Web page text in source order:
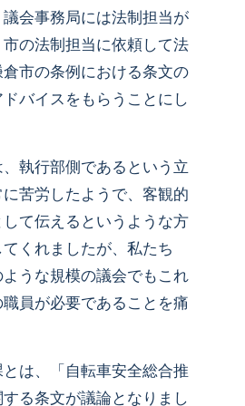
会事務局には法制担当が
の法制担当に依頼して法
市の条例における条文の
バイスをもらうことにし
執行部側であるという立
苦労したようで、客観的
て伝えるというような方
くれましたが、私たち
うな規模の議会でもこれ
員が必要であることを痛
は、「自転車安全総合推
る条文が議論となりまし